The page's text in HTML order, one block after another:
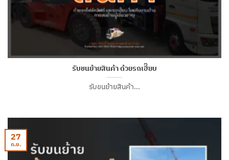
รับขนย้ายสินค้า ด้วยรถเฮี๊ยบ
รับขนย้ายสินค้า...
27
ก.ย.